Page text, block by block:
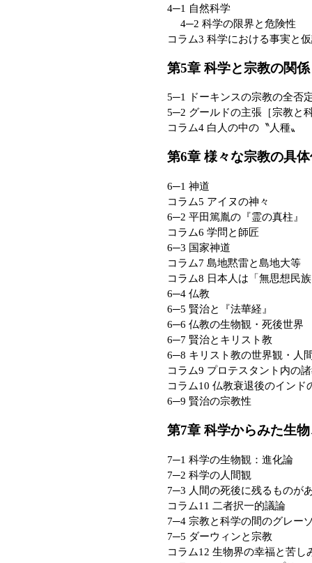
4─1 自然科学
4─2 科学の限界と危険性
コラム3 科学における事実と
第5章 科学と宗教の関係
5─1 ドーキンスの宗教の全否
5─2 グールドの主張［宗教と
コラム4 白人の中の〝人種〟
第6章 様々な宗教の具
6─1 神道
コラム5 アイヌの神々
6─2 平田篤胤の『霊の真柱』
コラム6 学問と師匠
6─3 国家神道
コラム7 島地黙雷と島地大等
コラム8 日本人は「無思想民
6─4 仏教
6─5 賢治と『法華経』
6─6 仏教の生物観・死後世界
6─7 賢治とキリスト教
6─8 キリスト教の世界観・人
コラム9 プロテスタント内の
コラム10 仏教衰退後のインド
6─9 賢治の宗教性
第7章 科学からみた生
7─1 科学の生物観：進化論
7─2 科学の人間観
7─3 人間の死後に残るものが
コラム11 二者択一的議論
7─4 宗教と科学の間のグレー
7─5 ダーウィンと宗教
コラム12 生物界の幸福と苦し